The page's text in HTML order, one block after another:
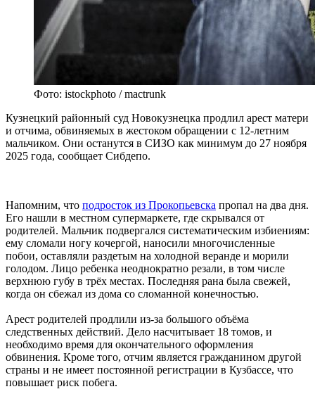
Фото: istockphoto / mactrunk
Кузнецкий районный суд Новокузнецка продлил арест матери
и отчима, обвиняемых в жестоком обращении с 12-летним
мальчиком. Они останутся в СИЗО как минимум до 27 ноября
2025 года, сообщает Сибдепо.
Напомним, что подросток из Прокопьевска пропал на два дня.
Его нашли в местном супермаркете, где скрывался от
родителей. Мальчик подвергался систематическим избиениям:
ему сломали ногу кочергой, наносили многочисленные
побои, оставляли раздетым на холодной веранде и морили
голодом. Лицо ребенка неоднократно резали, в том числе
верхнюю губу в трёх местах. Последняя рана была свежей,
когда он сбежал из дома со сломанной конечностью.
Арест родителей продлили из-за большого объёма
следственных действий. Дело насчитывает 18 томов, и
необходимо время для окончательного оформления
обвинения. Кроме того, отчим является гражданином другой
страны и не имеет постоянной регистрации в Кузбассе, что
повышает риск побега.